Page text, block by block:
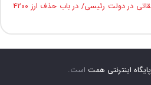
فزاینده‌سازی تهاجم طبقاتی در دولت رئیسی/ در باب حذف ارز ۴۲۰۰
پایگاه اینترنتی همت است.